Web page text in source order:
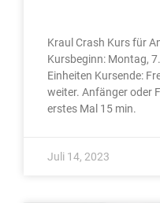
Kraul Crash Kurs für
Kursbeginn: Montag,
Einheiten Kursende:
weiter. Anfänger oder
erstes Mal 15 min.
Juli 14, 2023